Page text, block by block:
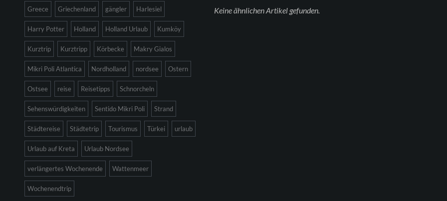
Greece Griechenland gängler Harlesiel
Harry Potter Holland Holland Urlaub Kumköy
Kurztrip Kurztripp Körbecke Makry Gialos
Mikri Poli Atlantica Nordholland nordsee Ostern
Ostsee reise Reisetipps Schnorcheln
Sehenswürdigkeiten Sentido Mikri Poli Strand
Städtereise Städtetrip Tourismus Türkei urlaub
Urlaub auf Kreta Urlaub Nordsee
verlängertes Wochenende Wattenmeer
Wochenendtrip
Keine ähnlichen Artikel gefunden.